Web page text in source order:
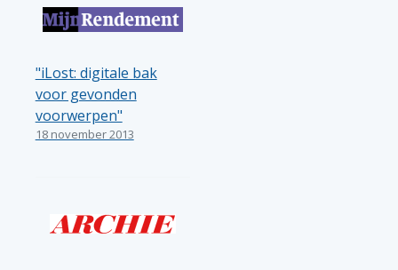
"iLost: digitale bak
voor gevonden
voorwerpen"
18 november 2013